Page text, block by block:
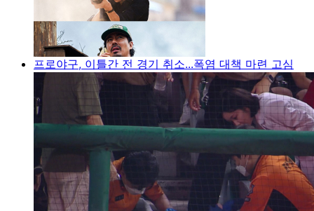
프로야구, 이틀간 전 경기 취소...폭염 대책 마련 고심